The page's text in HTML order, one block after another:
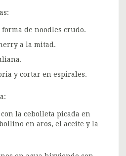
de noodles crudo.
a la mitad.
y cortar en espirales.
la cebolleta picada en
en aros, el aceite y la